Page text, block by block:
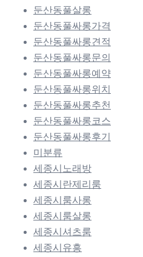
둔산동풀살롱
둔산동풀싸롱가격
둔산동풀싸롱견적
둔산동풀싸롱문의
둔산동풀싸롱예약
둔산동풀싸롱위치
둔산동풀싸롱추천
둔산동풀싸롱코스
둔산동풀싸롱후기
미분류
세종시노래방
세종시란제리룸
세종시룸사롱
세종시룸살롱
세종시셔츠룸
세종시유흥